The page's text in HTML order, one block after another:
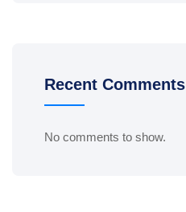
Recent Comments
No comments to show.